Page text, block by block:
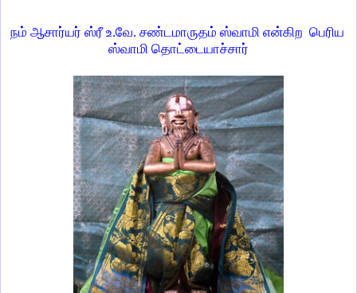
நம் ஆசார்யர் ஸ்ரீ உ.வே. சண்டமாருதம் ஸ்வாமி என்கிற பெரிய
ஸ்வாமி தொட்டையாச்சார்